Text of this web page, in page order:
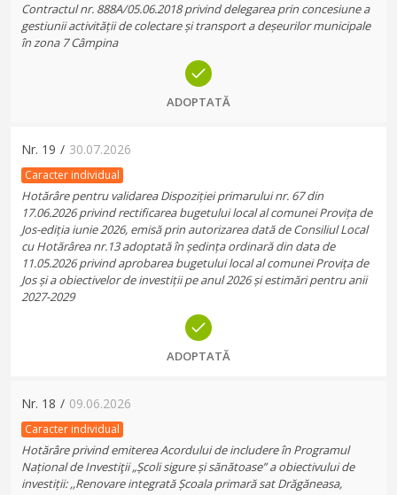
Contractul nr. 888A/05.06.2018 privind delegarea prin concesiune a
gestiunii activității de colectare și transport a deșeurilor municipale
în zona 7 Câmpina
ADOPTATĂ
Nr. 19 / 30.07.2026
Caracter individual
Hotărâre pentru validarea Dispoziției primarului nr. 67 din
17.06.2026 privind rectificarea bugetului local al comunei Provița de
Jos-ediția iunie 2026, emisă prin autorizarea dată de Consiliul Local
cu Hotărârea nr.13 adoptată în ședința ordinară din data de
11.05.2026 privind aprobarea bugetului local al comunei Provița de
Jos și a obiectivelor de investiții pe anul 2026 și estimări pentru anii
2027-2029
ADOPTATĂ
Nr. 18 / 09.06.2026
Caracter individual
Hotărâre privind emiterea Acordului de includere în Programul
Național de Investiţii „Școli sigure și sănătoase” a obiectivului de
investiții: ,,Renovare integrată Școala primară sat Drăgăneasa,